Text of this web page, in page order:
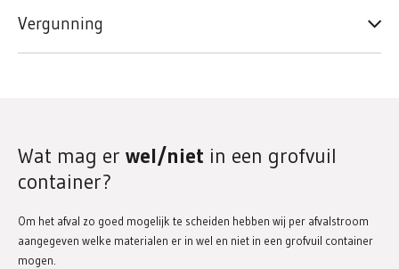
Vergunning
Wat mag er wel/niet in een grofvuil
container?
Om het afval zo goed mogelijk te scheiden hebben wij per afvalstroom
aangegeven welke materialen er in wel en niet in een grofvuil container
mogen.